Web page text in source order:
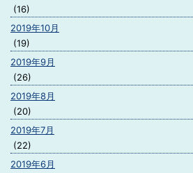
(16)
2019年10月
(19)
2019年9月
(26)
2019年8月
(20)
2019年7月
(22)
2019年6月